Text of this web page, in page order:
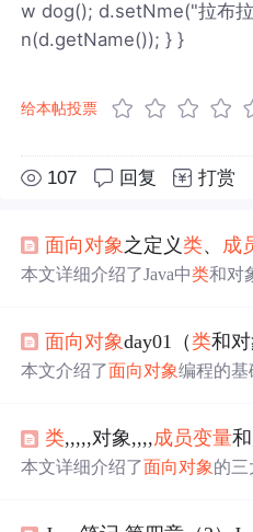
w dog(); d.setNme("拉布
n(d.getName()); } }
给本帖投票
107 回复 打赏
面向对象 之定义类、 成
本文详细介绍了Java中类和对
面向对象day01（类和
本文介绍了面向对象编程的
类,,,,,对象,,,,成员变量
本文详细介绍了面向对象的三